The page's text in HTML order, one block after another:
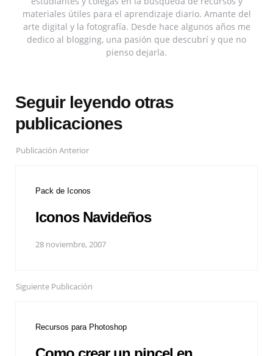
materiales útiles para el aprendizaje diario. Amante del
arte digital y la fotografía. Desde hace algunos años me
dedico al blogging, una pasión que descubrí y que no
pienso dejarla.
Seguir leyendo otras
publicaciones
Publicación Anterior
Pack de Iconos
Iconos Navideños
28 noviembre, 2007
Siguiente Publicación
Recursos para Photoshop